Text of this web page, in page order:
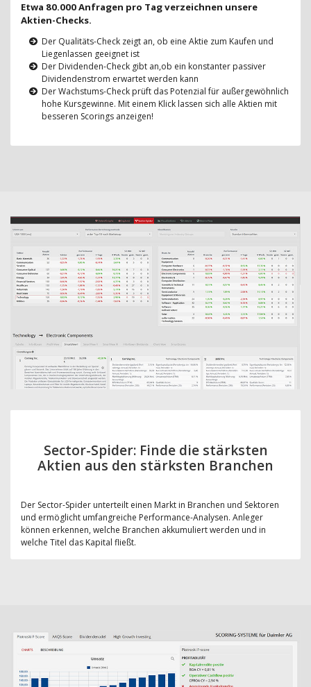
Etwa 80.000 Anfragen pro Tag verzeichnen unsere
Aktien-Checks.
Der Qualitäts-Check zeigt an, ob eine Aktie zum Kaufen und
Liegenlassen geeignet ist
Der Dividenden-Check gibt an,ob ein konstanter passiver
Dividendenstrom erwartet werden kann
Der Wachstums-Check prüft das Potenzial für außergewöhnlich
hohe Kursgewinne. Mit einem Klick lassen sich alle Aktien mit
besseren Scorings anzeigen!
Sector-Spider: Finde die stärksten
Aktien aus den stärksten Branchen
Der Sector-Spider unterteilt einen Markt in Branchen und Sektoren
und ermöglicht umfangreiche Performance-Analysen. Anleger
können erkennen, welche Branchen akkumuliert werden und in
welche Titel das Kapital fließt.